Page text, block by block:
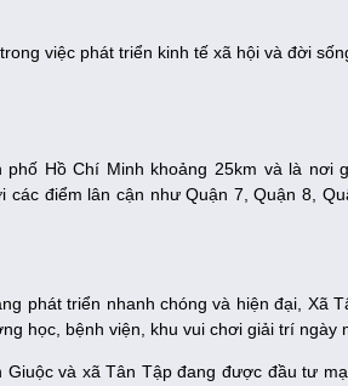
việc phát triển kinh tế xã hội và đời
phố Hồ Chí Minh khoảng 25km và là
các điểm lân cận như Quận 7, Quận 8,
phát triển nhanh chóng và hiện đại, Xã
học, bệnh viện, khu vui chơi giải trí ngày
Giuộc và xã Tân Tập đang được đầu tư